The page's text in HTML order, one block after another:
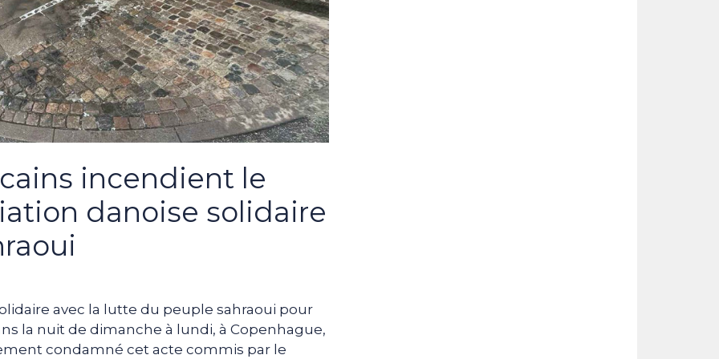
incendient le
danoise solidaire
avec la lutte du peuple sahraoui pour
la nuit de dimanche à lundi, à Copenhague,
condamné cet acte commis par le